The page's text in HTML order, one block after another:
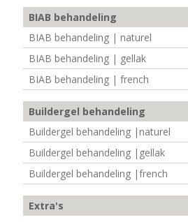
BIAB behandeling
BIAB behandeling | naturel
BIAB behandeling | gellak
BIAB behandeling | french
Buildergel behandeling
Buildergel behandeling |naturel
Buildergel behandeling |gellak
Buildergel behandeling |french
Extra's